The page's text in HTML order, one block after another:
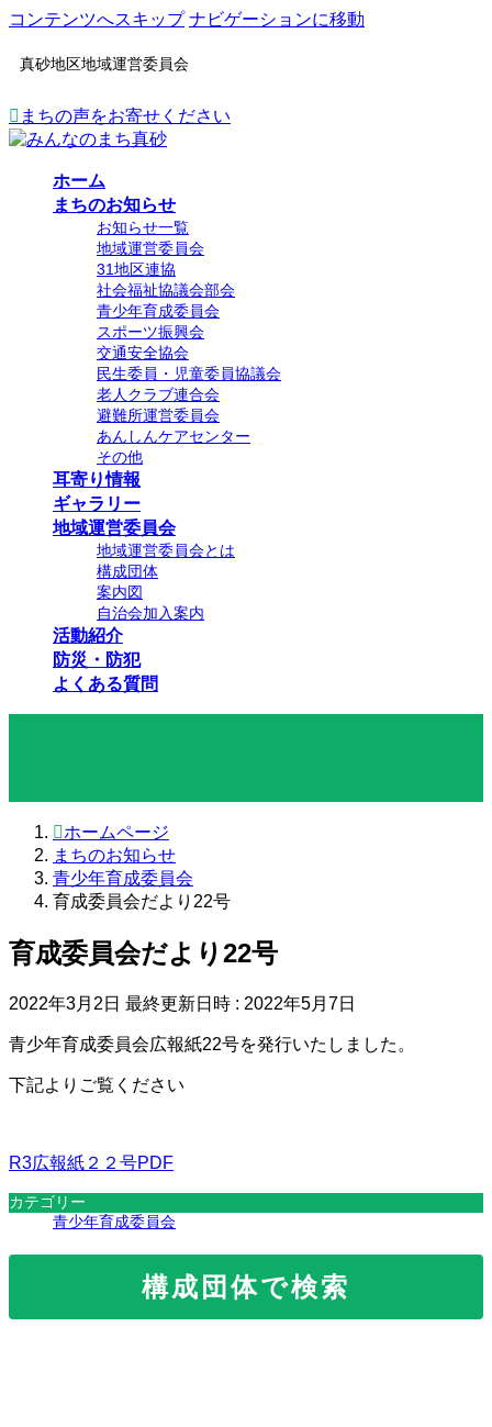
コンテンツへスキップ ナビゲーションに移動
真砂地区地域運営委員会
まちの声をお寄せください
ホーム
まちのお知らせ
お知らせ一覧
地域運営委員会
31地区連協
社会福祉協議会部会
青少年育成委員会
スポーツ振興会
交通安全協会
民生委員・児童委員協議会
老人クラブ連合会
避難所運営委員会
あんしんケアセンター
その他
耳寄り情報
ギャラリー
地域運営委員会
地域運営委員会とは
構成団体
案内図
自治会加入案内
活動紹介
防災・防犯
よくある質問
ホームページ
まちのお知らせ
青少年育成委員会
育成委員会だより22号
育成委員会だより22号
2022年3月2日 最終更新日時 : 2022年5月7日
青少年育成委員会広報紙22号を発行いたしました。
下記よりご覧ください
R3広報紙２２号PDF
カテゴリー
青少年育成委員会
構成団体で検索